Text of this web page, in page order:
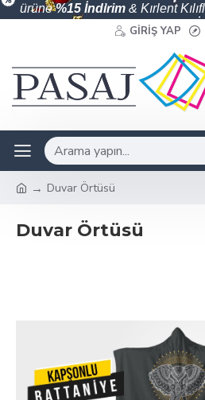
ürüne%15 İndirim & Kırlent
GIRIŞ YAP
Duvar Örtüsü
Duvar Örtüsü